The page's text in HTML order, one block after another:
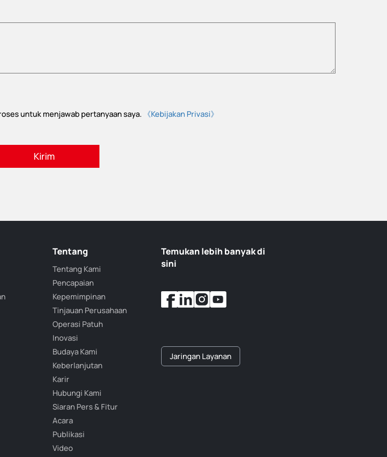
untuk menjawab pertanyaan saya. 《Kebijakan Privasi》
Tentang
Tentang Kami
Pencapaian
Kepemimpinan
Tinjauan Perusahaan
Operasi Patuh
Inovasi
Budaya Kami
Keberlanjutan
Karir
Hubungi Kami
Siaran Pers & Fitur
Acara
Publikasi
Video
Temukan lebih banyak di
sini
Jaringan Layanan